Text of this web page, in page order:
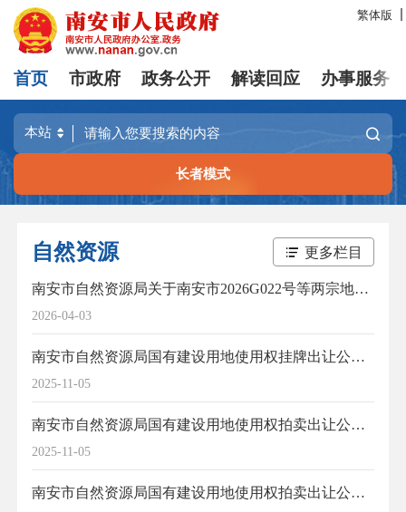
繁体版
首页 市政府 政务公开 解读回应 办事服务
长者模式
自然资源 更多栏目
2026-04-03
南安市自然资源局关于南安市2026G022号等两宗地块国有建设用地使用权挂牌出让公告
2025-11-05
南安市自然资源局国有建设用地使用权挂牌出让公告（2025G056号地块）
2025-11-05
南安市自然资源局国有建设用地使用权拍卖出让公告（2025P13号地块）
南安市自然资源局国有建设用地使用权拍卖出让公告（2025P12号地块）